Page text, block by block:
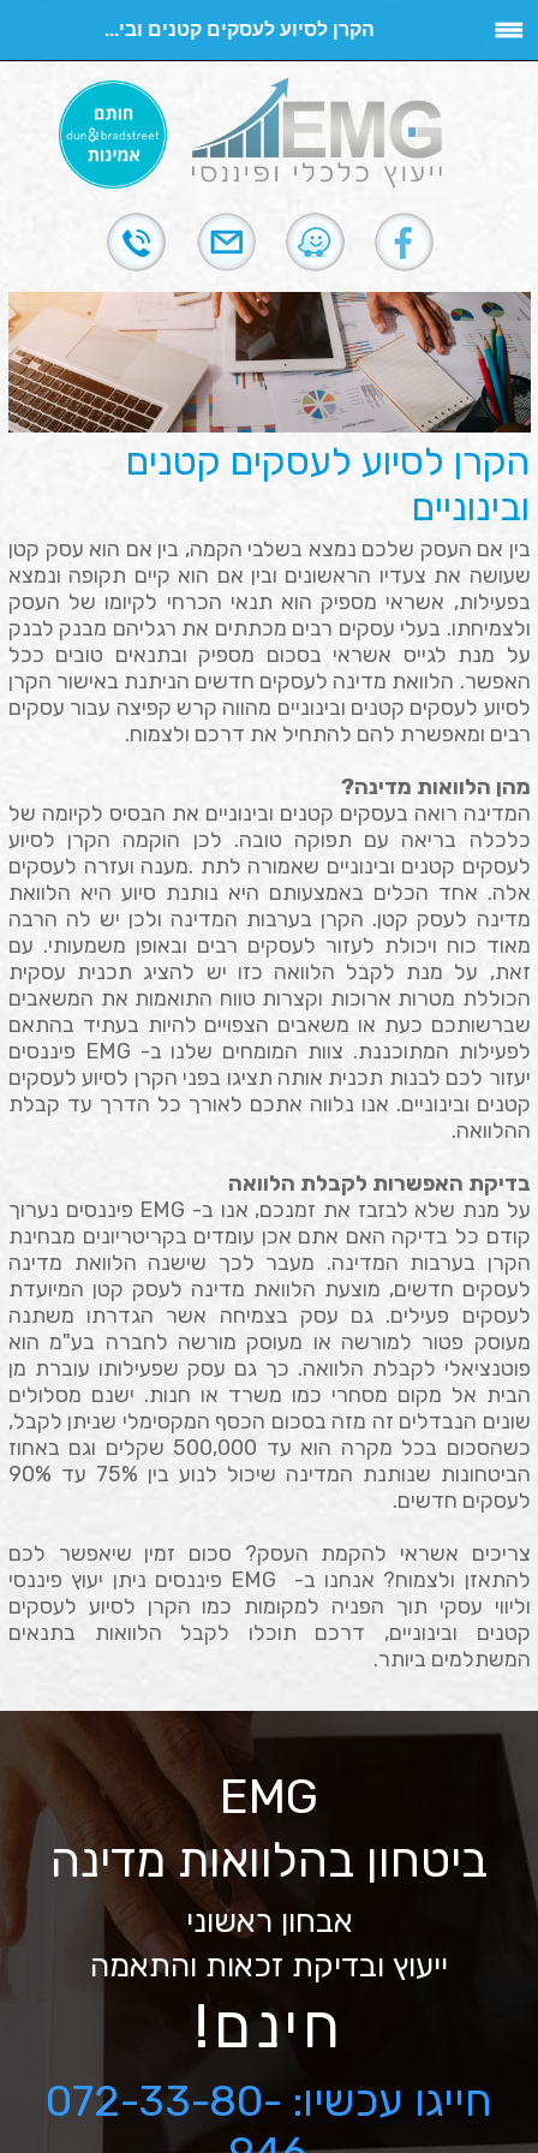
הקרן לסיוע לעסקים קטנים ובי...
הקרן לסיוע לעסקים קטנים
ובינוניים
בין אם העסק שלכם נמצא בשלבי הקמה, בין אם הוא עסק קטן
שעושה את צעדיו הראשונים ובין אם הוא קיים תקופה ונמצא
בפעילות, אשראי מספיק הוא תנאי הכרחי לקיומו של העסק
ולצמיחתו. בעלי עסקים רבים מכתתים את רגליהם מבנק לבנק
על מנת לגייס אשראי בסכום מספיק ובתנאים טובים ככל
האפשר. הלוואת מדינה לעסקים חדשים הניתנת באישור הקרן
לסיוע לעסקים קטנים ובינוניים מהווה קרש קפיצה עבור עסקים
רבים ומאפשרת להם להתחיל את דרכם ולצמוח.
מהן הלוואות מדינה?
המדינה רואה בעסקים קטנים ובינוניים את הבסיס לקיומה של
כלכלה בריאה עם תפוקה טובה. לכן הוקמה הקרן לסיוע
לעסקים קטנים ובינוניים שאמורה לתת .מענה ועזרה לעסקים
אלה. אחד הכלים באמצעותם היא נותנת סיוע היא הלוואת
מדינה לעסק קטן. הקרן בערבות המדינה ולכן יש לה הרבה
מאוד כוח ויכולת לעזור לעסקים רבים ובאופן משמעותי. עם
זאת, על מנת לקבל הלוואה כזו יש להציג תכנית עסקית
הכוללת מטרות ארוכות וקצרות טווח התואמות את המשאבים
שברשותכם כעת או משאבים הצפויים להיות בעתיד בהתאם
לפעילות המתוכננת. צוות המומחים שלנו ב- EMG פיננסים
יעזור לכם לבנות תכנית אותה תציגו בפני הקרן לסיוע לעסקים
קטנים ובינוניים. אנו נלווה אתכם לאורך כל הדרך עד קבלת
ההלוואה.
בדיקת האפשרות לקבלת הלוואה
על מנת שלא לבזבז את זמנכם, אנו ב- EMG פיננסים נערוך
קודם כל בדיקה האם אתם אכן עומדים בקריטריונים מבחינת
הקרן בערבות המדינה. מעבר לכך שישנה הלוואת מדינה
לעסקים חדשים, מוצעת הלוואת מדינה לעסק קטן המיועדת
לעסקים פעילים. גם עסק בצמיחה אשר הגדרתו משתנה
מעוסק פטור למורשה או מעוסק מורשה לחברה בע"מ הוא
פוטנציאלי לקבלת הלוואה. כך גם עסק שפעילותו עוברת מן
הבית אל מקום מסחרי כמו משרד או חנות. ישנם מסלולים
שונים הנבדלים זה מזה בסכום הכסף המקסימלי שניתן לקבל,
כשהסכום בכל מקרה הוא עד 500,000 שקלים וגם באחוז
הביטחונות שנותנת המדינה שיכול לנוע בין 75% עד 90%
לעסקים חדשים.
צריכים אשראי להקמת העסק? סכום זמין שיאפשר לכם
להתאזן ולצמוח? אנחנו ב-
EMG פיננסים ניתן יעוץ פיננסי
וליווי עסקי תוך הפניה למקומות כמו הקרן לסיוע לעסקים
קטנים ובינוניים, דרכם תוכלו לקבל הלוואות בתנאים
המשתלמים ביותר.
אבחון ראשוני
חינם!
ביטחון בהלוואות מדינה
EMG
ייעוץ ובדיקת זכאות והתאמה
חייגו עכשיו: 072-33-80-